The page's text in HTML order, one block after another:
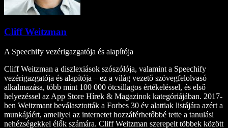
Cliff Weitzman
A Speechify vezérigazgatója és alapítója
Cliff Weitzman a diszlexiások szószólója, valamint a Speechify
vezérigazgatója és alapítója – ez a világ vezető szövegfelolvasó
alkalmazása, több mint 100 000 ötcsillagos értékeléssel, és első
helyezéssel az App Store Hírek & Magazinok kategóriájában. 2017-
ben Weitzmant beválasztották a Forbes 30 év alattiak listájára azért a
munkájáért, amellyel az internetet hozzáférhetőbbé tette a tanulási
nehézségekkel élők számára. Cliff Weitzman szerepelt többek között